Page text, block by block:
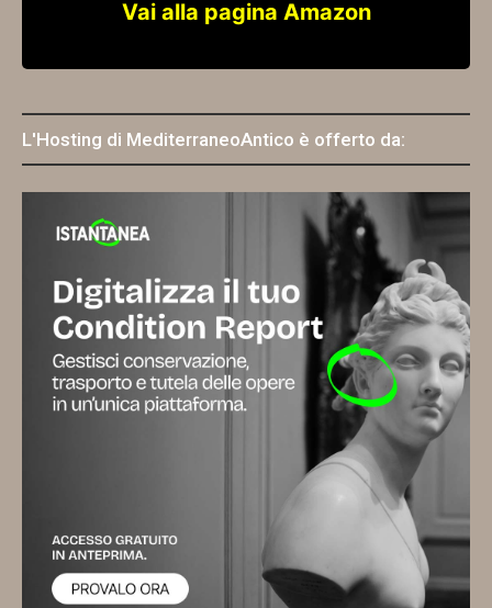
Vai alla pagina Amazon
L'Hosting di MediterraneoAntico è offerto da: